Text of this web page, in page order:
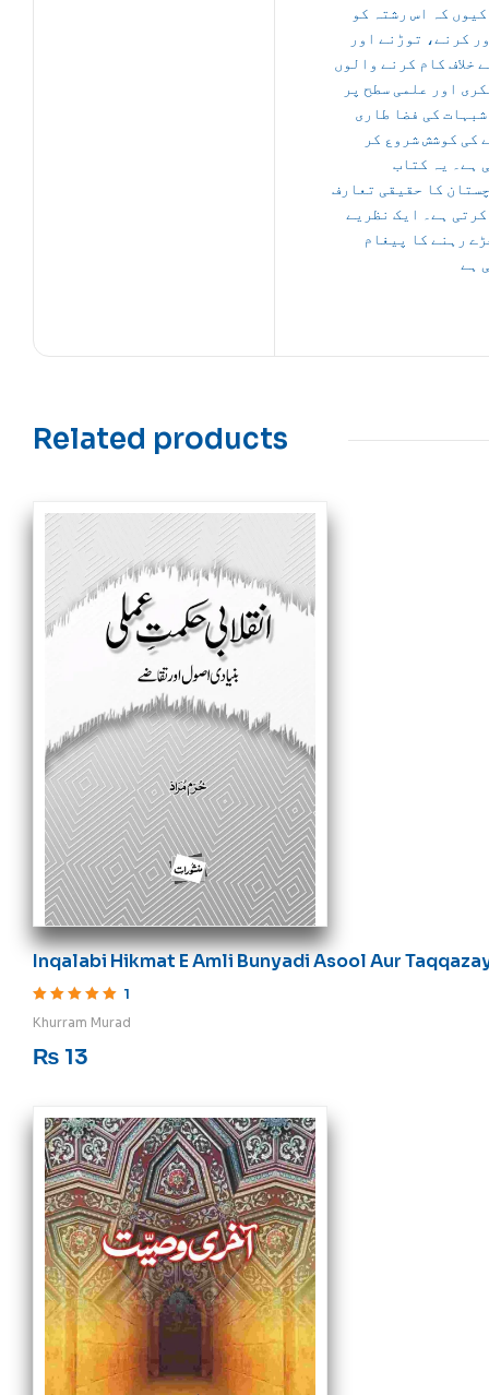
کہ اس رشتہ کو
کرنے، توڑنے اور
خلاف کام کرنے والوں
اور علمی سطح پر
کی فضا طاری
کی کوشش شروع کر
ہے۔ یہ کتاب
کا حقیقی تعارف
ہے۔ ایک نظریے
رہنے کا پیغام
ہے
Related products
Inqalabi Hikmat E Amli Bunyadi Asool Aur
1
Khurram Murad
₨ 13